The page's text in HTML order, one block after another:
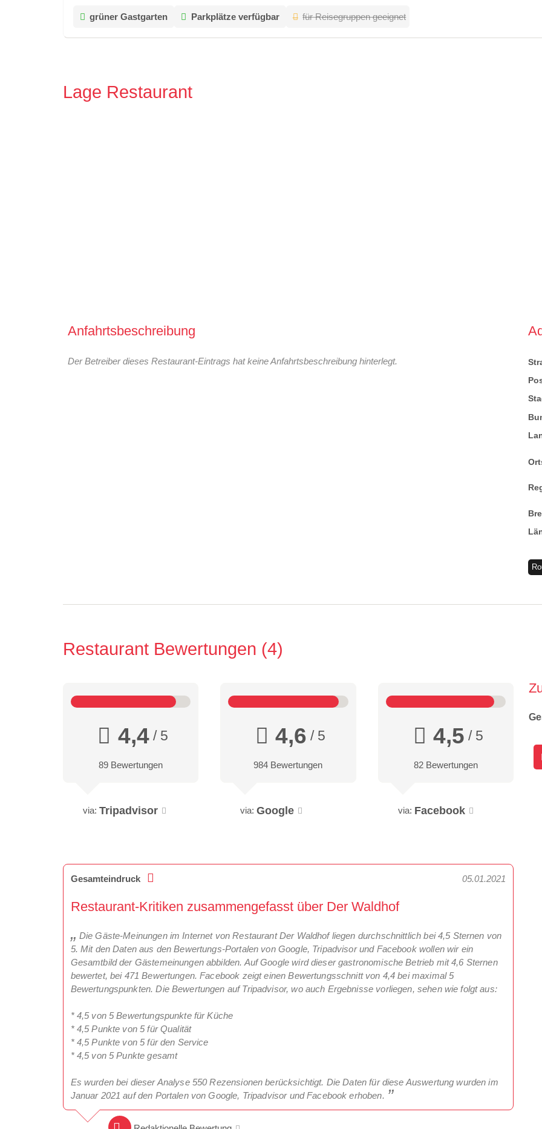
grüner Gastgarten Parkplätze verfügbar für Reisegruppen geeignet
Lage Restaurant
Anfahrtsbeschreibung
Der Betreiber dieses Restaurant-Eintrags hat keine Anfahrtsbeschreibung hinterlegt.
Restaurant Bewertungen 4
4,4/ 5
89 Bewertungen
via: Tripadvisor
4,6 / 5
984 Bewertungen
via: Google
4,5 / 5
82 Bewertungen
via: Facebook
Gesamteindruck 05.01.2021
Restaurant-Kritiken zusammengefasst über Der Waldhof
Die Gäste-Meinungen im Internet von Restaurant Der Waldhof liegen durchschnittlich bei 4,5 Sternen von
5. Mit den Daten aus den Bewertungs-Portalen von Google, Tripadvisor und Facebook wollen wir ein
Gesamtbild der Gästemeinungen abbilden. Auf Google wird dieser gastronomische Betrieb mit 4,6 Sternen
bewertet, bei 471 Bewertungen. Facebook zeigt einen Bewertungsschnitt von 4,4 bei maximal 5
Bewertungspunkten. Die Bewertungen auf Tripadvisor, wo auch Ergebnisse vorliegen, sehen wie folgt aus:
* 4,5 von 5 Bewertungspunkte für Küche
* 4,5 Punkte von 5 für Qualität
* 4,5 Punkte von 5 für den Service
* 4,5 von 5 Punkte gesamt
Es wurden bei dieser Analyse 550 Rezensionen berücksichtigt. Die Daten für diese Auswertung wurden im
Januar 2021 auf den Portalen von Google, Tripadvisor und Facebook erhoben.